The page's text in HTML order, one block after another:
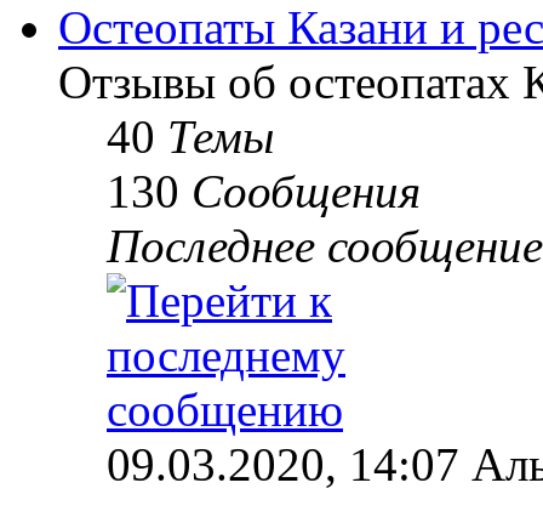
Остеопаты Казани и
Отзывы об остеопатах
40 Темы
130 Сообщения
Последнее сообщение
09.03.2020, 14:07